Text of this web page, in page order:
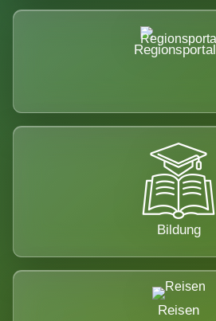
Bildung
Reisen